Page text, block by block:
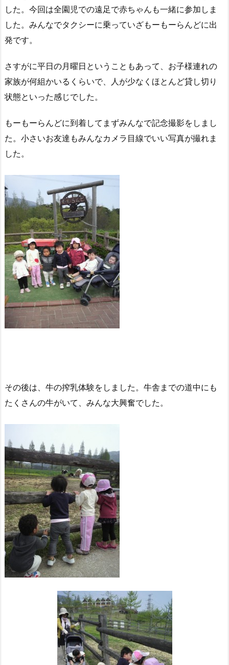
した。今回は全園児での遠足で赤ちゃんも一緒に参加しま
した。みんなでタクシーに乗っていざもーもーらんどに出
発です。
さすがに平日の月曜日ということもあって、お子様連れの
家族が何組かいるくらいで、人が少なくほとんど貸し切り
状態といった感じでした。
もーもーらんどに到着してまずみんなで記念撮影をしまし
た。小さいお友達もみんなカメラ目線でいい写真が撮れま
した。
その後は、牛の搾乳体験をしました。牛舎までの道中にも
たくさんの牛がいて、みんな大興奮でした。